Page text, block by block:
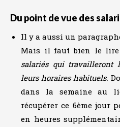
Du point de vue des
Il y a aussi un
Mais il faut bien le
salariés qui travailleront
leurs horaires habituels.
dans la semaine au
récupérer ce 6ème jour
en heures